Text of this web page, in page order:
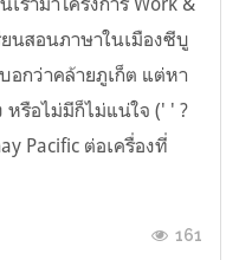
ยนสอนภาษาในเมืองซีบู
อกว่าคล้ายภูเก็ต แต่หา
หรือไม่มีก็ไม่แน่ใจ (' ' ?
Pacific ต่อเครื่องที่
161